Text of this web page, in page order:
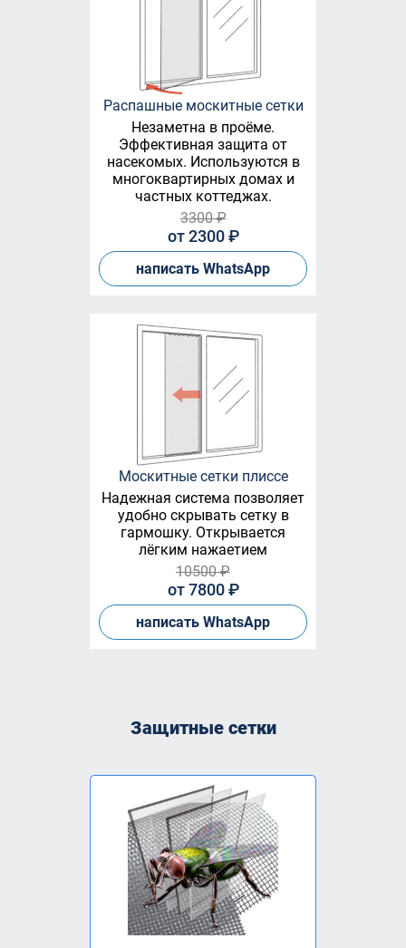
Распашные москитные сетки
Незаметна в проёме.
Эффективная защита от
насекомых. Используются в
многоквартирных домах и
частных коттеджах.
3300 ₽
от 2300 ₽
написать WhatsApp
Москитные сетки плиссе
Надежная система позволяет
удобно скрывать сетку в
гармошку. Открывается
лёгким нажаетием
10500 ₽
от 7800 ₽
написать WhatsApp
Защитные сетки